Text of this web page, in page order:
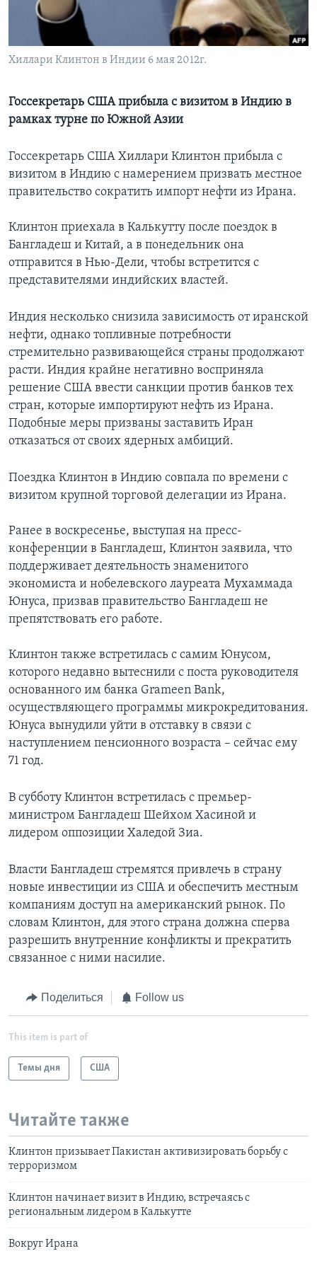
Learning English
СОЦИАЛЬНЫЕ СЕТИ
Языки
Хиллари Клинтон в Индии 6 мая 2012г.
Госсекретарь США прибыла с визитом в Индию в
рамках турне по Южной Азии
Госсекретарь США Хиллари Клинтон прибыла с
визитом в Индию с намерением призвать местное
правительство сократить импорт нефти из Ирана.
Клинтон приехала в Калькутту после поездок в
Бангладеш и Китай, а в понедельник она
отправится в Нью-Дели, чтобы встретится с
представителями индийских властей.
Индия несколько снизила зависимость от иранской
нефти, однако топливные потребности
стремительно развивающейся страны продолжают
расти. Индия крайне негативно восприняла
решение США ввести санкции против банков тех
стран, которые импортируют нефть из Ирана.
Подобные меры призваны заставить Иран
отказаться от своих ядерных амбиций.
Поездка Клинтон в Индию совпала по времени с
визитом крупной торговой делегации из Ирана.
Ранее в воскресенье, выступая на пресс-
конференции в Бангладеш, Клинтон заявила, что
поддерживает деятельность знаменитого
экономиста и нобелевского лауреата Мухаммада
Юнуса, призвав правительство Бангладеш не
препятствовать его работе.
Клинтон также встретилась с самим Юнусом,
которого недавно вытеснили с поста руководителя
основанного им банка Grameen Bank,
осуществляющего программы микрокредитования.
Юнуса вынудили уйти в отставку в связи с
наступлением пенсионного возраста – сейчас ему
71 год.
В субботу Клинтон встретилась с премьер-
министром Бангладеш Шейхом Хасиной и
лидером оппозиции Халедой Зиа.
Власти Бангладеш стремятся привлечь в страну
новые инвестиции из США и обеспечить местным
компаниям доступ на американский рынок. По
словам Клинтон, для этого страна должна сперва
разрешить внутренние конфликты и прекратить
связанное с ними насилие.
Поделиться Follow us
This item is part of
Темы дня США
Читайте также
Клинтон призывает Пакистан активизировать борьбу с
терроризмом
Клинтон начинает визит в Индию, встречаясь с
региональным лидером в Калькутте
Вокруг Ирана